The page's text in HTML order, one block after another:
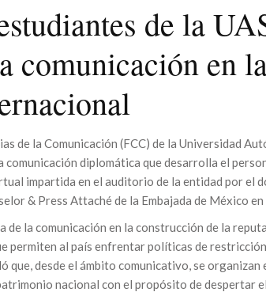
de la
comunicación en
de la Comunicación (FCC) de la Universidad
comunicación diplomática que desarrolla el
impartida en el auditorio de la entidad por el
& Press Attaché de la Embajada de México
la comunicación en la construcción de la
permiten al país enfrentar políticas de
que, desde el ámbito comunicativo, se organizan
nacional con el propósito de despertar